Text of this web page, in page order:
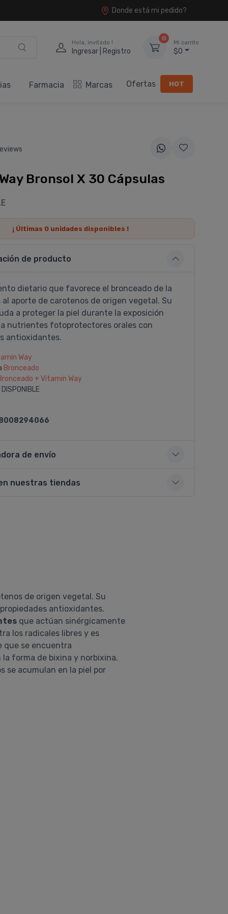
Donde está mi pedido?
Hola, invitado !
Ingresar | Registro
0
Mi carrito
$0
Farmacia Marcas Ofertas HOT
Bronsol X 30 Cápsulas
¡ Últimas 0 unidades disponibles !
de producto
dietario que favorece el bronceado de la
al aporte de carotenos de origen vegetal. Su
a proteger la piel durante la exposición
nutrientes fotoprotectores orales con
antioxidantes.
Way
Bronceado
+ Vitamin Way
DISPONIBLE
de envío
nuestras tiendas
de origen vegetal. Su
antioxidantes.
que actúan sinérgicamente
los radicales libres y es
que se encuentra
forma de bixina y norbixina.
se acumulan en la piel por